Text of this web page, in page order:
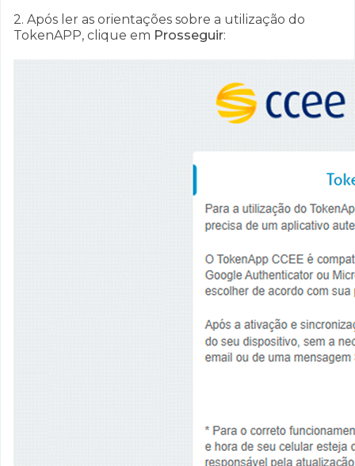
2. Após ler as orientações sobre a utilização do
TokenAPP, clique em Prosseguir: